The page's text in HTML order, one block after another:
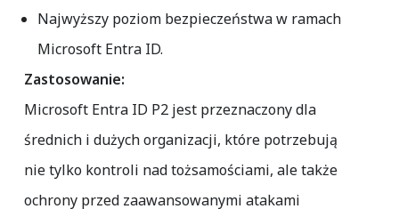
Najwyższy poziom bezpieczeństwa w ramach
Microsoft Entra ID.
Zastosowanie:
Microsoft Entra ID P2 jest przeznaczony dla
średnich i dużych organizacji, które potrzebują
nie tylko kontroli nad tożsamościami, ale także
ochrony przed zaawansowanymi atakami